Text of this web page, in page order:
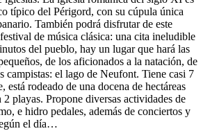
típico del Périgord, con su cúpula única
También podrá disfrutar de este
de música clásica: una cita ineludible
del pueblo, hay un lugar que hará las
de los aficionados a la natación, de
campistas: el lago de Neufont. Tiene casi 7
está rodeado de una docena de hectáreas
2 playas. Propone diversas actividades de
e hidro pedales, además de conciertos y
el día…